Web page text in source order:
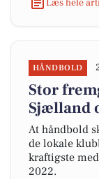
HÅNDBOLD
Stor
Sjælland
At håndbold
de lokale
kraftigste
2022.